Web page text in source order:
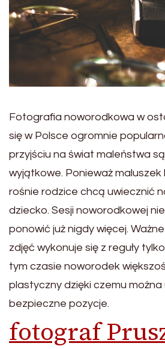
Fotografia noworodkowa w
się w Polsce ogromnie
przyjściu na świat maleństwa
wyjątkowe. Ponieważ maluszek
rośnie rodzice chcą uwiecznić
dziecko. Sesji noworodkowej
ponowić już nigdy więcej.
zdjęć wykonuje się z reguły
tym czasie noworodek
plastyczny dzięki czemu można
bezpieczne pozycje.
fotograf